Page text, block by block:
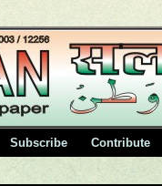
Subscribe Contribute